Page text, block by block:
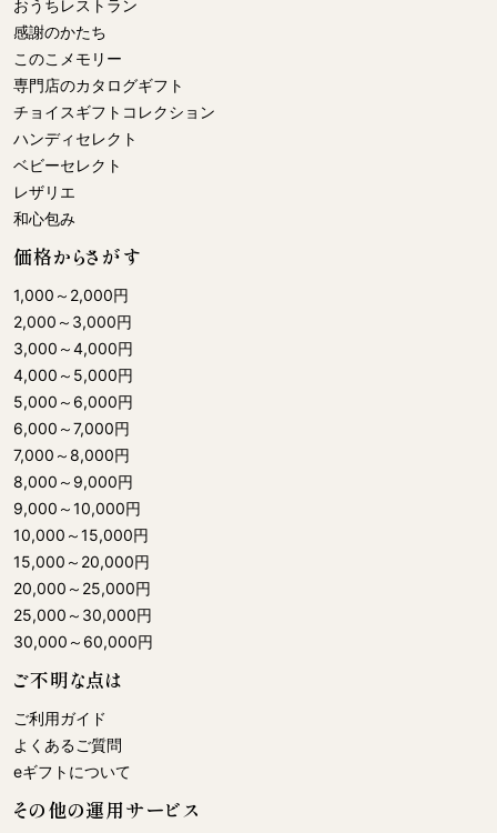
おうちレストラン
感謝のかたち
このこメモリー
専門店のカタログギフト
チョイスギフトコレクション
ハンディセレクト
ベビーセレクト
レザリエ
和心包み
価格からさがす
1,000 ～ 2,000円
2,000 ～ 3,000円
3,000 ～4,000円
4,000 ～ 5,000円
5,000 ～ 6,000円
6,000 ～7,000円
7,000 ～ 8,000円
8,000 ～ 9,000円
9,000 ～10,000円
10,000 ～15,000円
15,000 ～ 20,000円
20,000 ～ 25,000円
25,000 ～ 30,000円
30,000 ～ 60,000円
ご不明な点は
ご利用ガイド
よくあるご質問
eギフトについて
その他の運用サービス